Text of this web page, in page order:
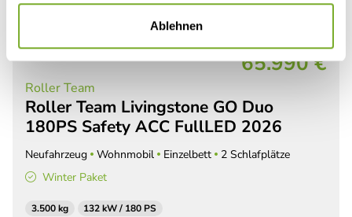
Ablehnen
Roller Team
Roller Team Livingstone GO Duo
180PS Safety ACC FullLED 2026
Neufahrzeug Wohnmobil Einzelbett 2 Schlafplätze
65.990 €
Winter Paket
3.500 kg 132 kW / 180 PS